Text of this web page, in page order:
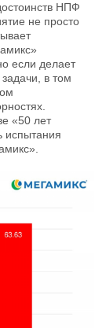
НПФ
не просто
если делает
в том
«50 лет
испытания